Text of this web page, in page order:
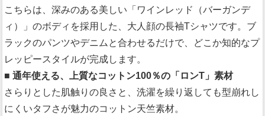
こちらは、深みのある美しい「ワインレッド（バーガンデ
ィ）」のボディを採用した、大人顔の長袖Tシャツです。ブ
ラックのパンツやデニムと合わせるだけで、どこか知的なプ
レッピースタイルが完成します。
■ 通年使える、上質なコットン100％の「ロンT」素材
さらりとした肌触りの良さと、洗濯を繰り返しても型崩れし
にくいタフさが魅力のコットン天竺素材。